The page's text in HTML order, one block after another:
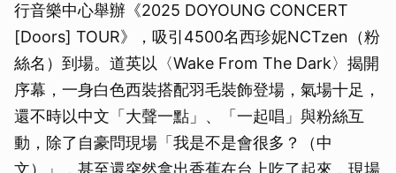
行音樂中心舉辦《2025 DOYOUNG CONCERT
[Doors] TOUR》，吸引4500名西珍妮NCTzen（粉
絲名）到場。道英以〈Wake From The Dark〉揭開
序幕，一身白色西裝搭配羽毛裝飾登場，氣場十足，
還不時以中文「大聲一點」、「一起唱」與粉絲互
動，除了自豪問現場「我是不是會很多？（中
文）」，甚至還突然拿出香蕉在台上吃了起來，現場